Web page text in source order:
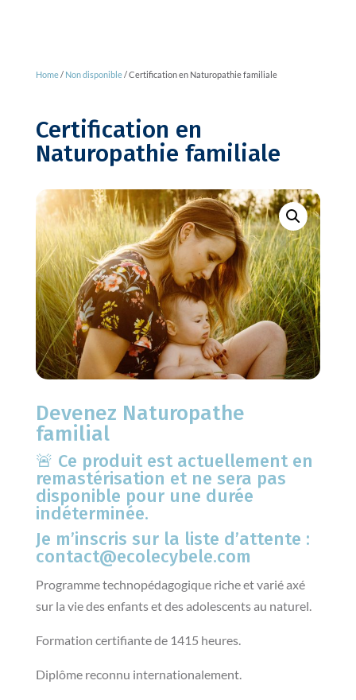
Home/ Non disponible/ Certification en Naturopathie familiale
Certification en
Naturopathie familiale
Devenez Naturopathe
familial
🚨 Ce produit est actuellement en
remastérisation et ne sera pas
disponible pour une durée
indéterminée.
Je m’inscris sur la liste d’attente :
contact@ecolecybele.com
Programme technopédagogique riche et varié axé
sur la vie des enfants et des adolescents au naturel.
Formation certifiante de 1415 heures.
Diplôme reconnu internationalement.